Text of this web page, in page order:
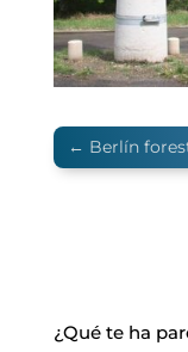
← Berlín
¿Qué te ha